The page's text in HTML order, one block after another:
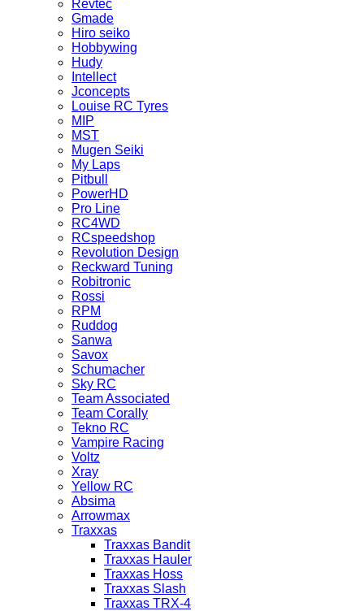
Revtec
Gmade
Hiro seiko
Hobbywing
Hudy
Intellect
Jconcepts
Louise RC Tyres
MIP
MST
Mugen Seiki
My Laps
Pitbull
PowerHD
Pro Line
RC4WD
RCspeedshop
Revolution Design
Reckward Tuning
Robitronic
Rossi
RPM
Ruddog
Sanwa
Savox
Schumacher
Sky RC
Team Associated
Team Corally
Tekno RC
Vampire Racing
Voltz
Xray
Yellow RC
Absima
Arrowmax
Traxxas
Traxxas Bandit
Traxxas Hauler
Traxxas Hoss
Traxxas Slash
Traxxas TRX-4